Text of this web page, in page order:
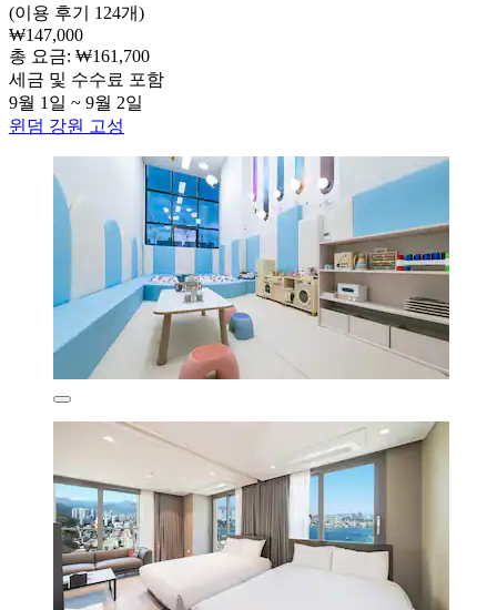
(이용 후기 124개)
₩147,000
총 요금: ₩161,700
세금 및 수수료 포함
9월 1일 ~ 9월 2일
윈덤 강원 고성